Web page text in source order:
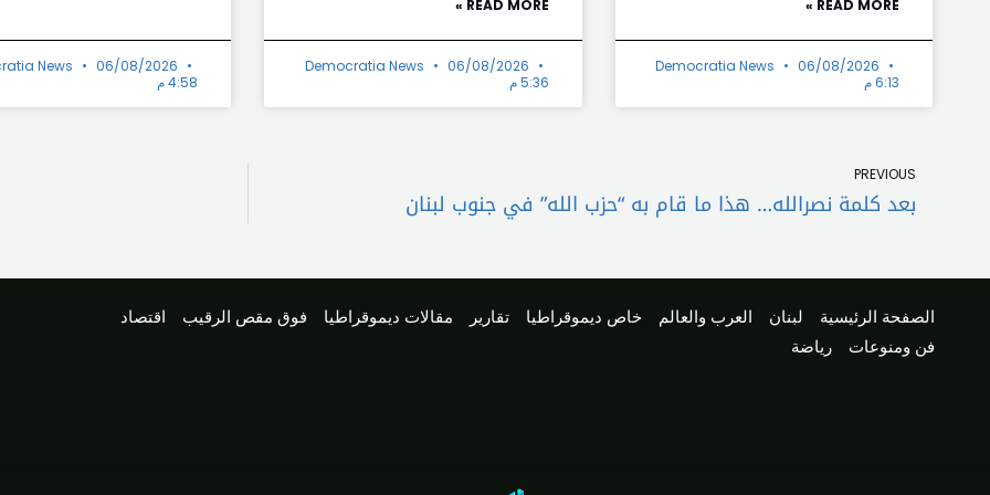
READ MORE »
Democratia News
06/08/2026
6:13 م
READ MORE »
Democratia News
06/08/2026
5:36 م
News
06/08/2026
4:58 م
PREVIOUS
بعد كلمة نصرالله… هذا ما قام به “حزب الله” في جنوب لبنان
الصفحة الرئيسية لبنان العرب والعالم خاص ديموقراطيا تقارير مقالات ديموقراطيا فوق مقص الرقيب
اقتصاد
فن ومنوعات
رياضة